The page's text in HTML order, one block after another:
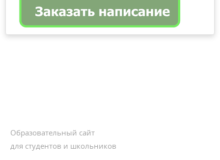
Образовательный сайт
для студентов и школьников